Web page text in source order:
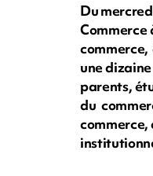
Du
Commerce
une
parents,
du
commerce,